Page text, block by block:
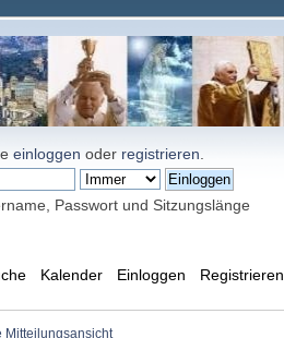
einloggen oder registrieren
Passwort und Sitzungslänge
Kalender Einloggen Registrieren
Mitteilungsansicht